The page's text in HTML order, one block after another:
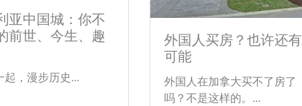
亚中国城：你不
前世、今生、趣
起，漫步历史...
外国人买房？也许还有
可能
外国人在加拿大买不了房了
吗？不是这样的。...